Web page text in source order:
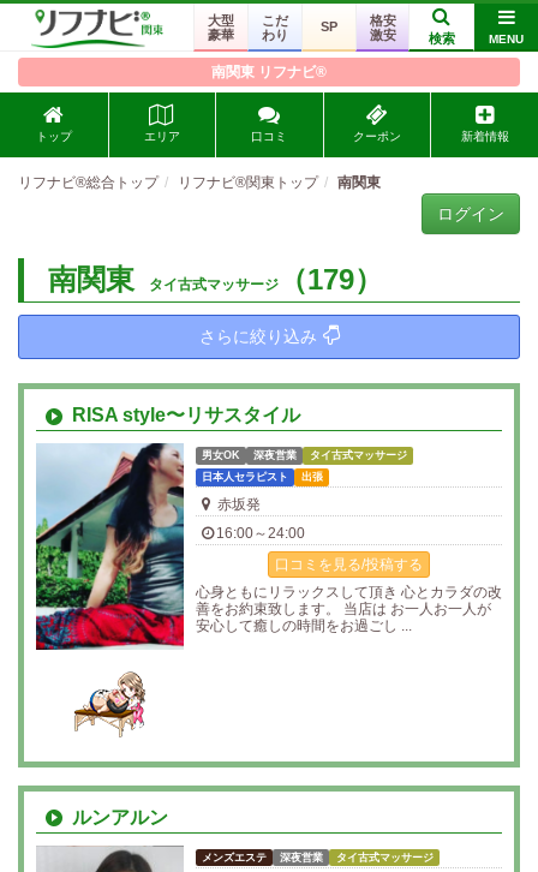
大型
豪華
こだ
わり
SP
格安
激安
検索 MENU
南関東 リフナビ®
トップ エリア 口コミ クーポン 新着情報
リフナビ®総合トップ リフナビ®関東トップ 南関東
ログイン
南関東 タイ古式マッサージ （179）
さらに絞り込み
RISA style〜リサスタイル
男女OK 深夜営業
タイ古式マッサージ
日本人セラピスト
出張
赤坂発
16:00～24:00
口コミを見る/投稿する
心身ともにリラックスして頂き 心とカラダの改
善をお約束致します。 当店は お一人お一人が
安心して癒しの時間をお過ごし ...
ルンアルン
メンズエステ 深夜営業 タイ古式マッサージ